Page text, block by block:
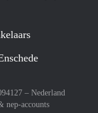
– Nederland
nep-accounts